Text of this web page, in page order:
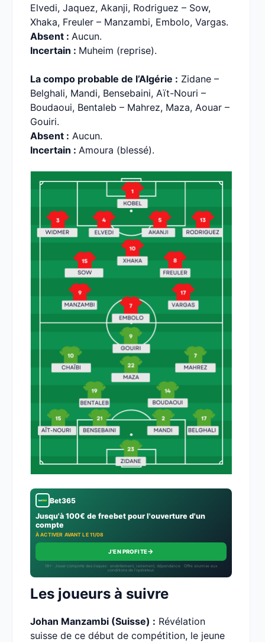
Elvedi, Jaquez, Akanji, Rodriguez – Sow,
Xhaka, Freuler – Manzambi, Embolo, Vargas.
Absent : Aucun.
Incertain : Muheim (reprise).
La compo probable de l’Algérie : Zidane –
Belghali, Mandi, Bensebaini, Aït-Nouri –
Boudaoui, Bentaleb – Mahrez, Maza, Aouar –
Gouiri.
Absent : Aucun.
Incertain : Amoura (blessé).
Bet365
Jusqu'à 100€ de freebet pour l'ouverture d'un
compte
À ACTIVER AVANT LE 11/08
J'EN PROFITE→
18+ · Jouer comporte des risques : endettement, isolement, dépendance · Offre soumise aux
conditions de l’opérateur.
Les joueurs à suivre
Johan Manzambi (Suisse) : Révélation
suisse de ce début de compétition, le jeune